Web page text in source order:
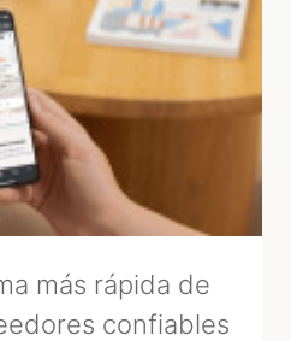
más rápida de
confiables